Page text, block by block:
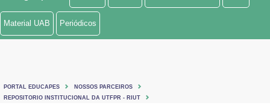
Ministério de Minas e Energia
Ministério do Turismo
Material UAB Periódicos
PORTAL EDUCAPES
NOSSOS PARCEIROS
REPOSITORIO INSTITUCIONAL DA UTFPR - RIUT